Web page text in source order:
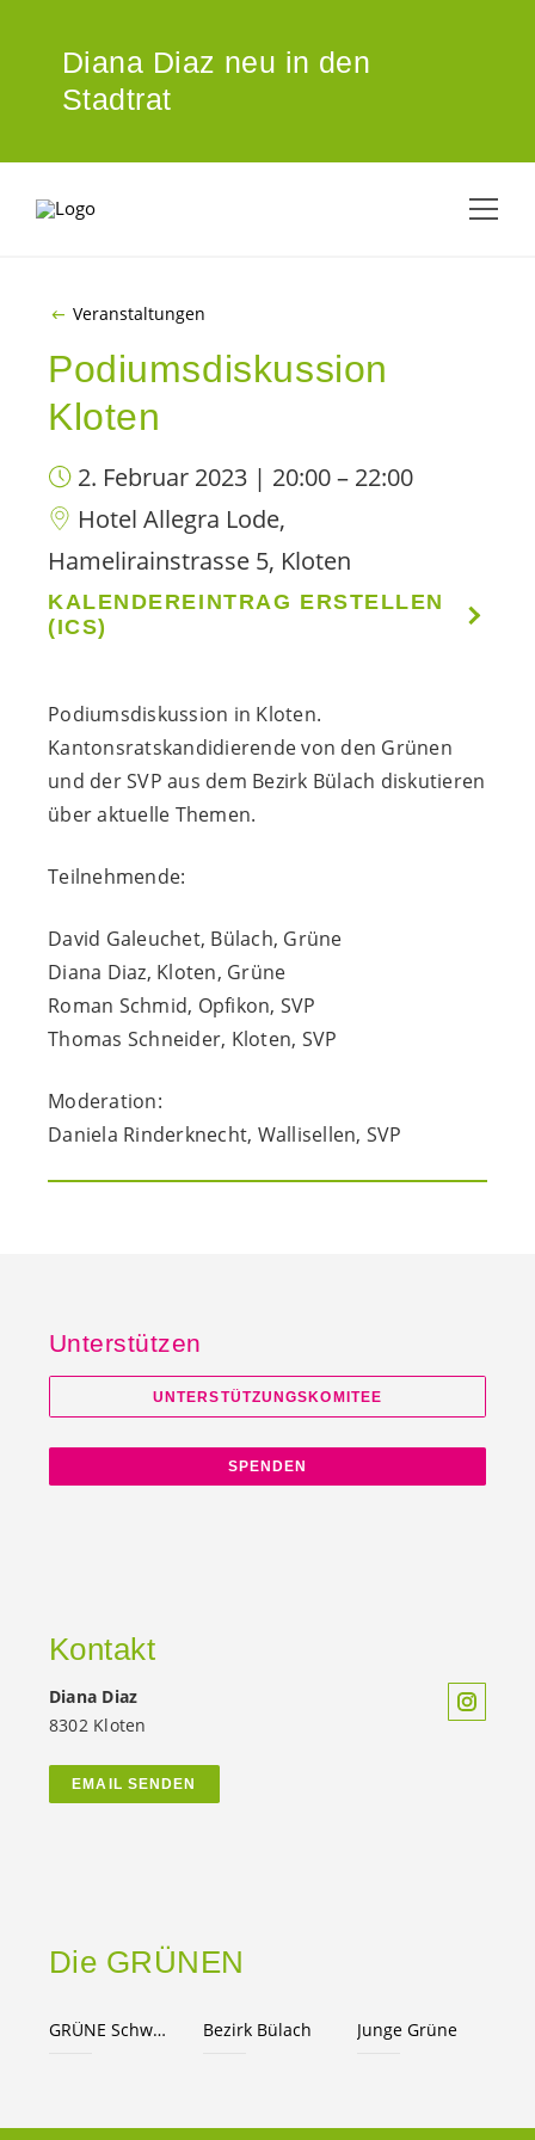
Diana Diaz neu in den
Stadtrat
Veranstaltungen
Podiumsdiskussion
Kloten
2. Februar 2023 | 20:00 – 22:00
Hotel Allegra Lode,
Hamelirainstrasse 5, Kloten
KALENDEREINTRAG ERSTELLEN
(ICS)
Podiumsdiskussion in Kloten.
Kantonsratskandidierende von den Grünen
und der SVP aus dem Bezirk Bülach diskutieren
über aktuelle Themen.
Teilnehmende:
David Galeuchet, Bülach, Grüne
Diana Diaz, Kloten, Grüne
Roman Schmid, Opfikon, SVP
Thomas Schneider, Kloten, SVP
Moderation:
Daniela Rinderknecht, Wallisellen, SVP
Die GRÜNEN
GRÜNE Schweiz Bezirk Bülach Junge Grüne
Kontakt
Diana Diaz
8302 Kloten
EMAIL SENDEN
Unterstützen
UNTERSTÜTZUNGSKOMITEE
SPENDEN